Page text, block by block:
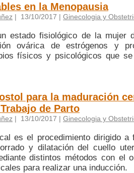
en la Menopausia
| 13/10/2017 | Ginecologia y
estado fisiológico de la mujer
ovárica de estrógenos y
físicos y psicológicos que
para la maduración
de Parto
| 13/10/2017 | Ginecologia y
es el procedimiento dirigido a
y dilatación del cuello
distintos métodos con el
para realizar una inducción.